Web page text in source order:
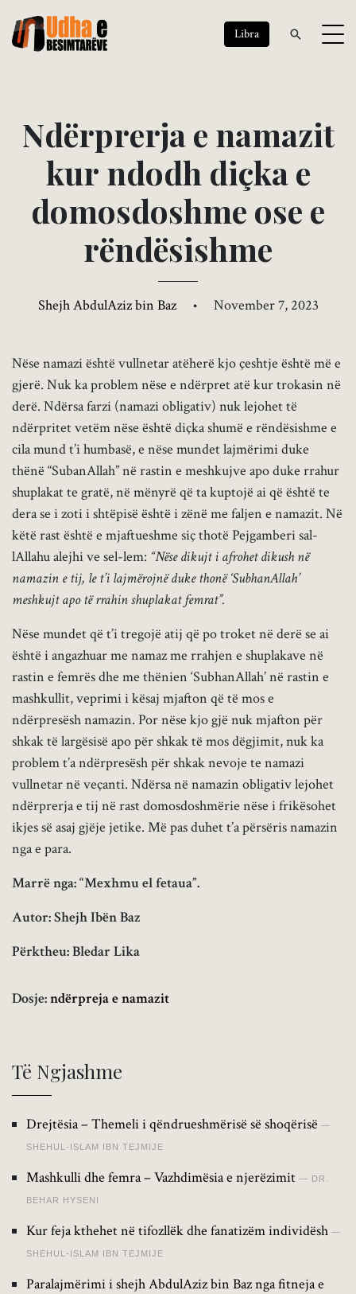
Libra
Ndërprerjae namazit
kur ndodh diçkae
domosdoshme ose e
rëndësishme
Shejh AbdulAziz bin Baz • November 7, 2023
Nëse namazi është vullnetar atëherë kjo çeshtje është më e
gjerë. Nuk ka problem nëse e ndërpret atë kur trokasin në
derë. Ndërsa farzi (namazi obligativ) nuk lejohet të
ndërpritet vetëm nëse është diçka shumë e rëndësishme e
cila mund t’i humbasë, e nëse mundet lajmërimi duke
thënë “SubanAllah” në rastin e meshkujve apo duke rrahur
shuplakat te gratë, në mënyrë që ta kuptojë ai që është te
dera se i zoti i shtëpisë është i zënë me faljen e namazit. Në
këtë rast është e mjaftueshme siç thotë Pejgamberi sal-
lAllahu alejhi ve sel-lem: “Nëse dikujt i afrohet dikush në
namazin e tij, le t’i lajmërojnë duke thonë ‘SubhanAllah’
meshkujt apo të rrahin shuplakat femrat”.
Nëse mundet që t’i tregojë atij që po troket në derë se ai
është i angazhuar me namaz me rrahjen e shuplakave në
rastin e femrës dhe me thënien ‘SubhanAllah’ në rastin e
mashkullit, veprimi i kësaj mjafton që të mos e
ndërpresësh namazin. Por nëse kjo gjë nuk mjafton për
shkak të largësisë apo për shkak të mos dëgjimit, nuk ka
problem t’a ndërpresësh për shkak nevoje te namazi
vullnetar në veçanti. Ndërsa në namazin obligativ lejohet
ndërprerja e tij në rast domosdoshmërie nëse i frikësohet
ikjes së asaj gjëje jetike. Më pas duhet t’a përsëris namazin
nga e para.
Marrë nga: “Mexhmu el fetaua”.
Autor: Shejh Ibën Baz
Përktheu: Bledar Lika
Dosje:ndërpreja e namazit
Të Ngjashme
Drejtësia – Themeli i qëndrueshmërisë së shoqërisë
SHEHUL-ISLAM IBN TEJMIJE
Mashkulli dhe femra – Vazhdimësia e njerëzimit DR.
BEHAR HYSENI
Kur feja kthehet në tifozllëk dhe fanatizëm individësh
SHEHUL-ISLAM IBN TEJMIJE
Paralajmërimi i shejh AbdulAziz bin Baz nga fitneja e